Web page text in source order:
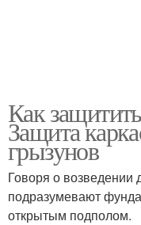
Как
Защита
грызунов
Говоря о
подразумевают
открытым подполом.